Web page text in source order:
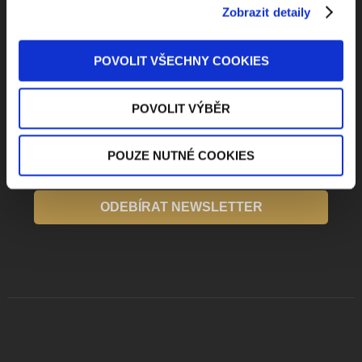
Zobrazit detaily
POVOLIT VŠECHNY COOKIES
POVOLIT VÝBĚR
POUZE NUTNÉ COOKIES
Dostávejte od nás pravidelný měsíční souhrn
toho nejpopulárnějšího obsahu.
Beru na vědomí zpracování osobních údajů
ODEBÍRAT NEWSLETTER